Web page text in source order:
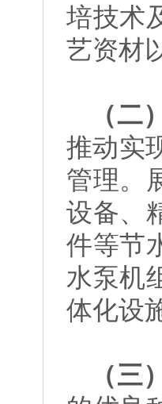
培技术
艺资材
（二
推动实
管理。
设备、
件等节
水泵机
体化设
（三